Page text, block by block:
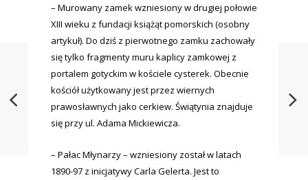
– Murowany zamek wzniesiony w drugiej połowie
XIII wieku z fundacji książąt pomorskich (osobny
artykuł). Do dziś z pierwotnego zamku zachowały
się tylko fragmenty muru kaplicy zamkowej z
portalem gotyckim w kościele cysterek. Obecnie
kościół użytkowany jest przez wiernych
prawosławnych jako cerkiew. Świątynia znajduje
się przy ul. Adama Mickiewicza.
– Pałac Młynarzy – wzniesiony został w latach
1890-97 z inicjatywy Carla Gelerta. Jest to